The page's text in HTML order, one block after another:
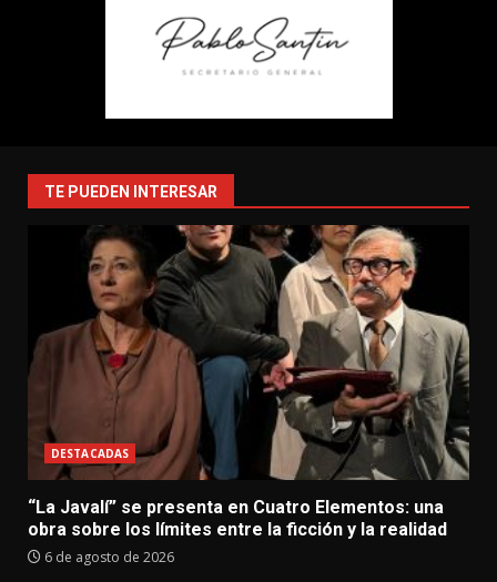
TE PUEDEN INTERESAR
DESTACADAS
“La Javalí” se presenta en Cuatro Elementos: una
obra sobre los límites entre la ficción y la realidad
6 de agosto de 2026